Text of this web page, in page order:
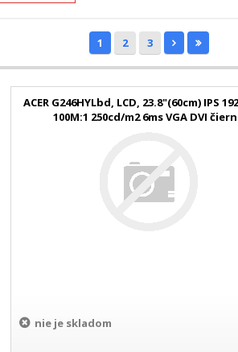
1 2 3
ACER G246HYLbd, LCD, 23.8"(60cm) IPS
100M:1 250cd/m2 6ms VGA DVI
nie je skladom